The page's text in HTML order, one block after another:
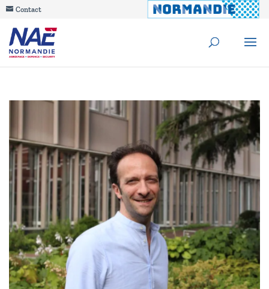
Contact